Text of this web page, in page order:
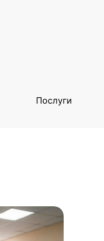
Послуги